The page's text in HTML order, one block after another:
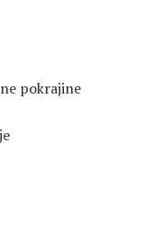
pokrajine